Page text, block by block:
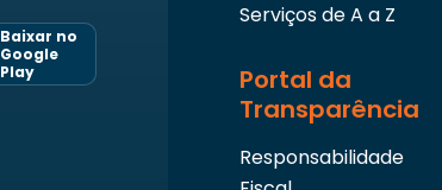
Baixar no
Google
Play
Serviços de A a Z
Portal da
Transparência
Responsabilidade